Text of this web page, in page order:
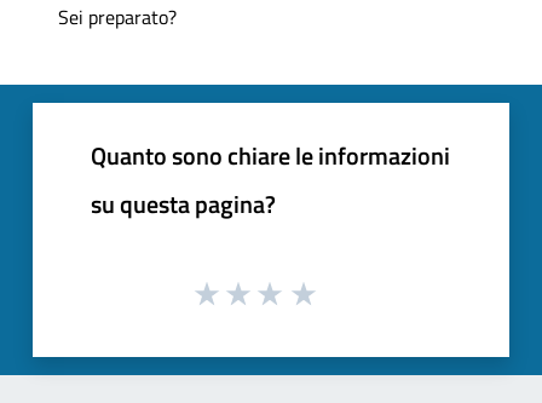
Sei preparato?
Quanto sono chiare le informazioni
su questa pagina?